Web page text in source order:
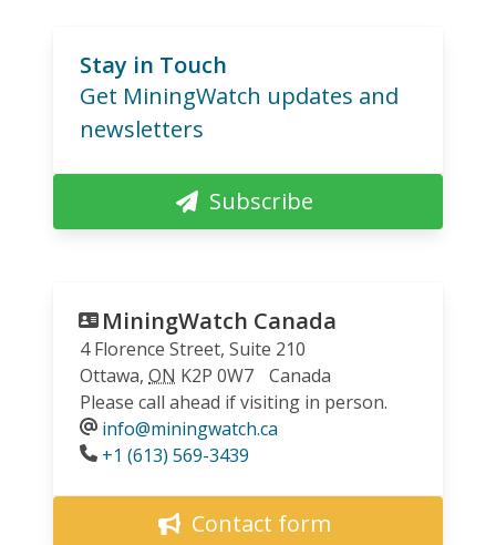
Stay in Touch
Get MiningWatch updates and
newsletters
Subscribe
MiningWatch Canada
4 Florence Street, Suite 210
Ottawa, ON K2P 0W7
Canada
Please call ahead if visiting in person.
info@miningwatch.ca
Phone
+1 (613) 569-3439
Contact form